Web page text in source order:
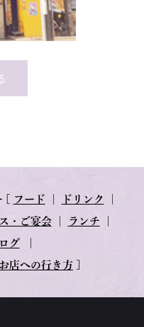
フード ドリンク
・ご宴会｜ ランチ
グ｜
お店への行き方